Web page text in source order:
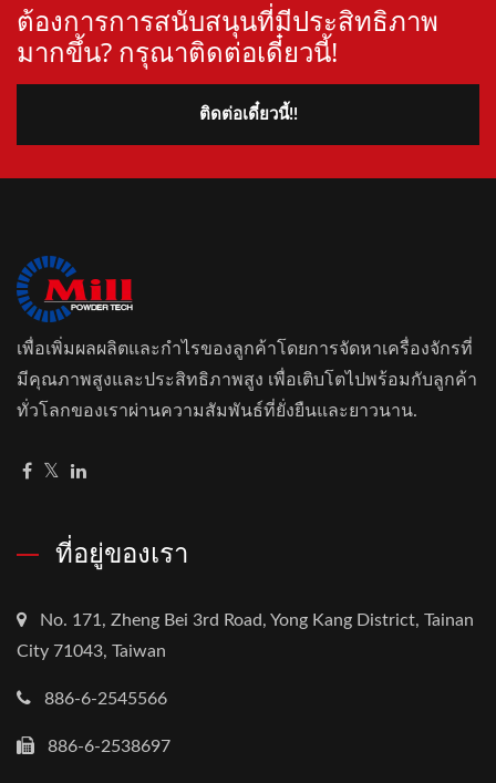
ต้องการการสนับสนุนที่มีประสิทธิภาพ
มากขึ้น? กรุณาติดต่อเดี๋ยวนี้!
ติดต่อเดี๋ยวนี้!!
เพื่อเพิ่มผลผลิตและกำไรของลูกค้าโดยการจัดหาเครื่องจักรที่
มีคุณภาพสูงและประสิทธิภาพสูง เพื่อเติบโตไปพร้อมกับลูกค้า
ทั่วโลกของเราผ่านความสัมพันธ์ที่ยั่งยืนและยาวนาน.
ที่อยู่ของเรา
No. 171, Zheng Bei 3rd Road, Yong Kang District, Tainan
City 71043, Taiwan
886-6-2545566
886-6-2538697